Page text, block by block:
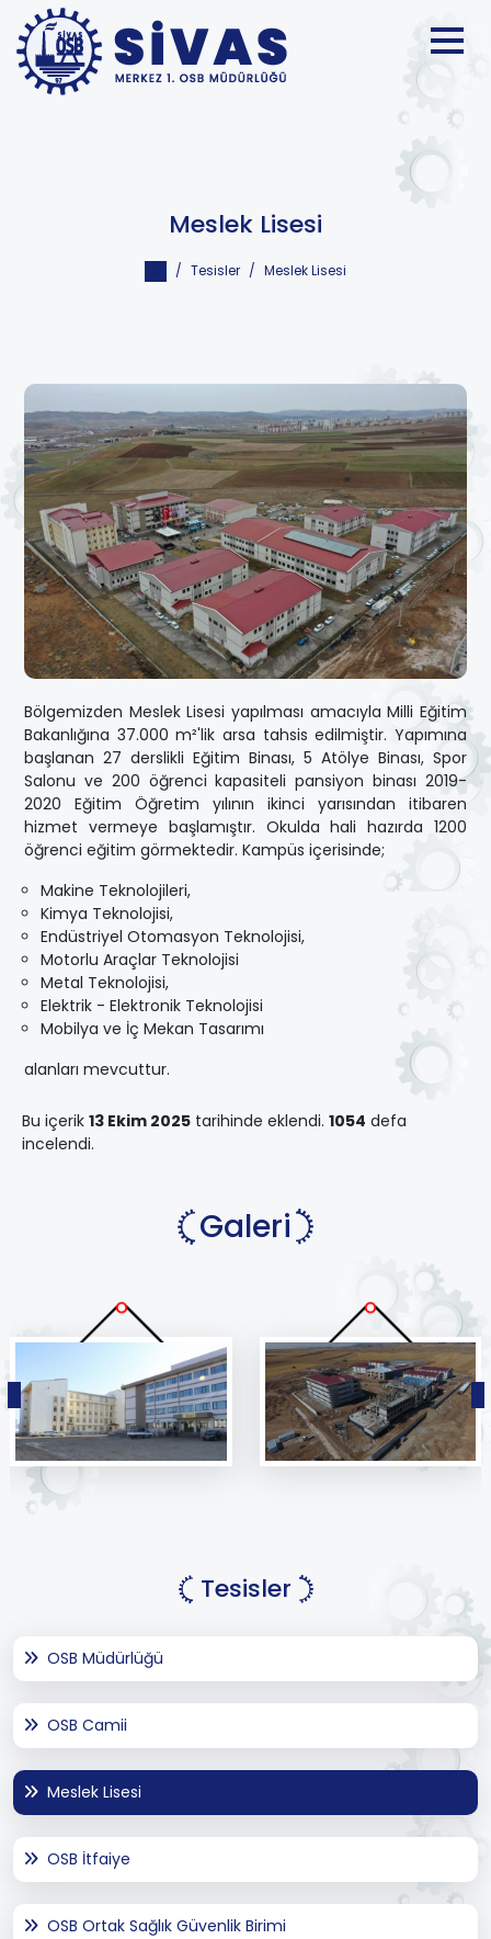
Meslek Lisesi
Tesisler Meslek Lisesi
Bölgemizden Meslek Lisesi yapılması amacıyla Milli Eğitim
Bakanlığına 37.000 m²'lik arsa tahsis edilmiştir. Yapımına
başlanan 27 derslikli Eğitim Binası, 5 Atölye Binası, Spor
Salonu ve 200 öğrenci kapasiteli pansiyon binası 2019-
2020 Eğitim Öğretim yılının ikinci yarısından itibaren
hizmet vermeye başlamıştır. Okulda hali hazırda 1200
öğrenci eğitim görmektedir. Kampüs içerisinde;
Makine Teknolojileri,
Kimya Teknolojisi,
Endüstriyel Otomasyon Teknolojisi,
Motorlu Araçlar Teknolojisi
Metal Teknolojisi,
Elektrik - Elektronik Teknolojisi
Mobilya ve İç Mekan Tasarımı
alanları mevcuttur.
Bu içerik 13 Ekim 2025 tarihinde eklendi. 1054 defa
incelendi.
Galeri
Tesisler
OSB Müdürlüğü
OSB Camii
Meslek Lisesi
OSB İtfaiye
OSB Ortak Sağlık Güvenlik Birimi